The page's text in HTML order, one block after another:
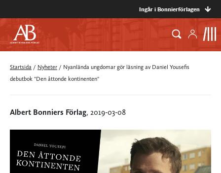
Ingår i Bonnierförlagen
Startsida / Nyheter / Nyanlända ungdomar gör läsning av Daniel Yousefis
debutbok "Den åttonde kontinenten"
Albert Bonniers Förlag, 2019-03-08